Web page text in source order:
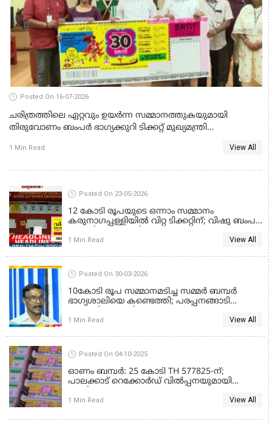
Posted On 16-07-2026
ചരിത്രത്തിലെ ഏറ്റവും ഉയർന്ന സമ്മാനത്തുകയുമായി
തിരുവോണം ബംപർ ഭാഗ്യക്കുറി ടിക്കറ്റ് മുഖ്യമന്ത്രി
1 Min Read View All
Posted On 23-05-2026
12 കോടി രൂപയുടെ ഒന്നാം സമ്മാനം
കരുനാഗപ്പള്ളിയില്‍ വിറ്റ ടിക്കറ്റിന്; വിഷു ബംപര്‍
1 Min Read View All
Posted On 30-03-2026
10കോടി രൂപ സമ്മാനമടിച്ച സമ്മർ ബമ്പർ
ഭാഗ്യശാലിയെ കണ്ടെത്തി; പരപ്പനങ്ങാടി
1 Min Read View All
Posted On 04-10-2025
ഓണം ബമ്പർ: 25 കോടി TH 577825-ന്;
പാലക്കാട് റെക്കോർഡ് വിൽപ്പനയുമായി
1 Min Read View All